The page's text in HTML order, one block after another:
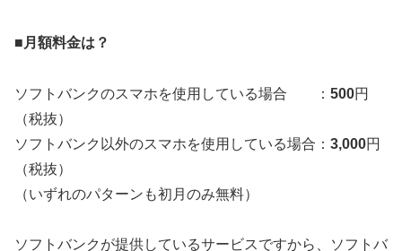
■月額料金は？
ソフトバンクのスマホを使用している場合 ： 500円
（税抜）
ソフトバンク以外のスマホを使用している場合： 3,000円
（税抜）
（いずれのパターンも初月のみ無料）
ソフトバンクが提供しているサービスですから、ソフトバ